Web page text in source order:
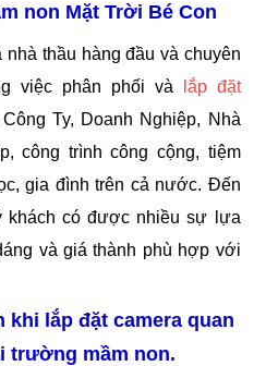
non Mặt Trời Bé Con
nhà thầu hàng đầu và chuyên
việc phân phối và
lắp đặt
Ty, Doanh Nghiệp, Nhà
công trình công cộng, tiệm
gia đình trên cả nước. Đến
khách có được nhiều sự lựa
và giá thành phù hợp với
lắp đặt camera quan
trường mầm non.